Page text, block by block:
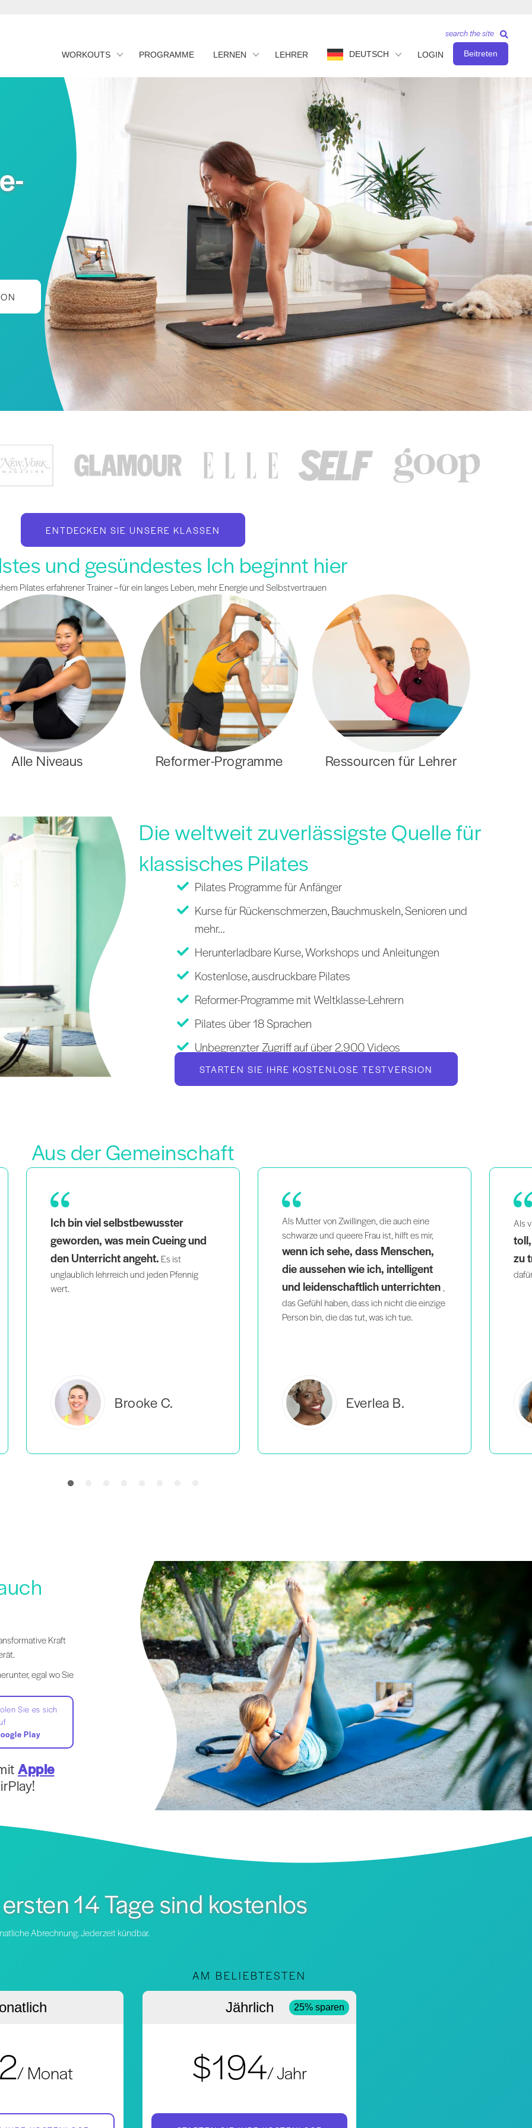
WORKOUTS PROGRAMME LERNEN LEHRER DEUTSCH LOGIN Beitreten
search the site
ENTDECKEN SIE UNSERE KLASSEN
und gesündestes Ich beginnt hier
Pilates erfahrener Trainer – für ein langes Leben, mehr Energie und Selbstvertrauen
Alle Niveaus Reformer-Programme Ressourcen für Lehrer
Die weltweit zuverlässigste Quelle für
klassisches Pilates
Pilates Programme für Anfänger
Kurse für Rückenschmerzen, Bauchmuskeln, Senioren und
mehr...
Herunterladbare Kurse, Workshops und Anleitungen
Kostenlose, ausdruckbare Pilates
Reformer-Programme mit Weltklasse-Lehrern
Pilates über 18 Sprachen
Unbegrenzter Zugriff auf über 2.900 Videos
STARTEN SIE IHRE KOSTENLOSE TESTVERSION
Aus der Gemeinschaft
Als Mutter von Zwillingen, die auch eine
schwarze und queere Frau ist, hilft es mir,
wenn ich sehe, dass Menschen,
die aussehen wie ich, intelligent
und leidenschaftlich unterrichten
Everlea B.
Als vielbeschäftigte Mutterfinde ich es
toll, wie einfach es ist, zu Hause
zu trainieren. Die Progressionen sorgen
dafür, dass ich jeden Tag wiederkomme!
Estelle S.
auf,
Kraft
egal wo Sie
Sie es sich
Play
Apple
14 Tage sind kostenlos
Abrechnung. Jederzeit kündbar.
/ Monat
AM BELIEBTESTEN
Jährlich 25% sparen
$194/ Jahr